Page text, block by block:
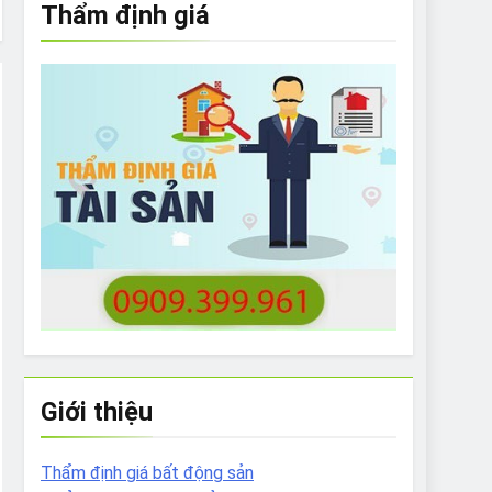
to What Bulldogs Can (and can’t) Eat
Do I Need to Groom My Bulldog
Thẩm định giá
Giới thiệu
Thẩm định giá bất động sản